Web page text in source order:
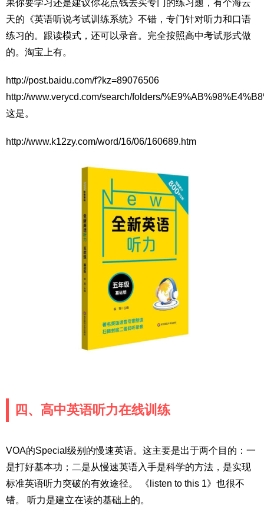
果你要学习还是建议你花点钱去买专门的练习题，有个海云
天的《英语听说考试训练系统》不错，专门针对听力和口语
练习的。跟读模式，还可以录音。完全按照高中考试形式做
的。淘宝上有。
http://post.baidu.com/f?kz=89076506
http://www.verycd.com/search/folders/
这是。
http://www.k12zy.com/word/16/06/160689.htm
四、高中英语听力在线训练
VOA的Special级别的慢速英语。这主要是出于两个目的：一
是打好基本功；二是从慢速英语入手是科学的方法，是实现
标准英语听力突破的有效途径。 《listen to this 1》也很不
错。 听力是建立在读的基础上的。